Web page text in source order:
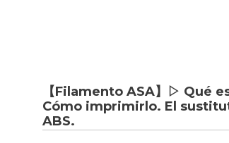
【Filamento ASA】▷ Qué
Cómo imprimirlo. El
ABS.